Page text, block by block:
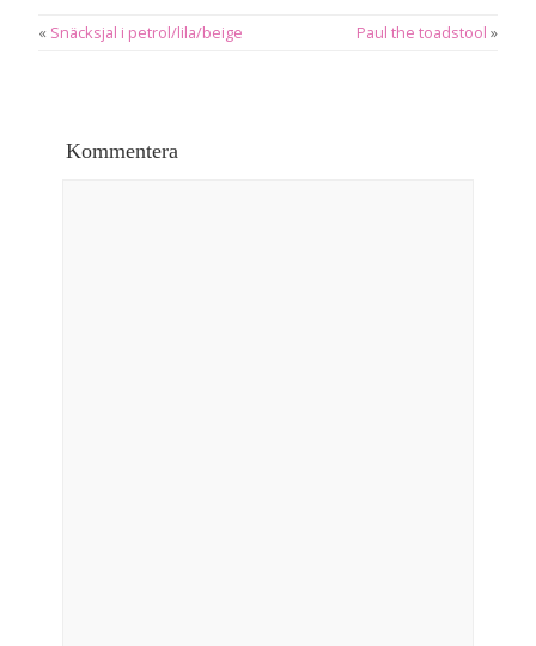
« Snäcksjal i petrol/lila/beige Paul the toadstool »
Kommentera